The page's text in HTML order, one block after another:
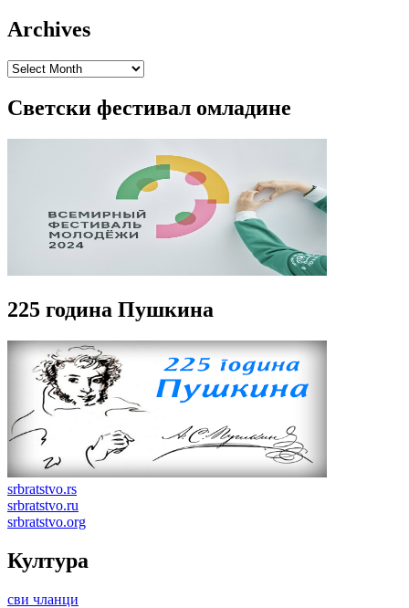
Archives
Archives
Светски фестивал омладине
225 година Пушкина
srbratstvo.rs
srbratstvo.ru
srbratstvo.org
Култура
сви чланци